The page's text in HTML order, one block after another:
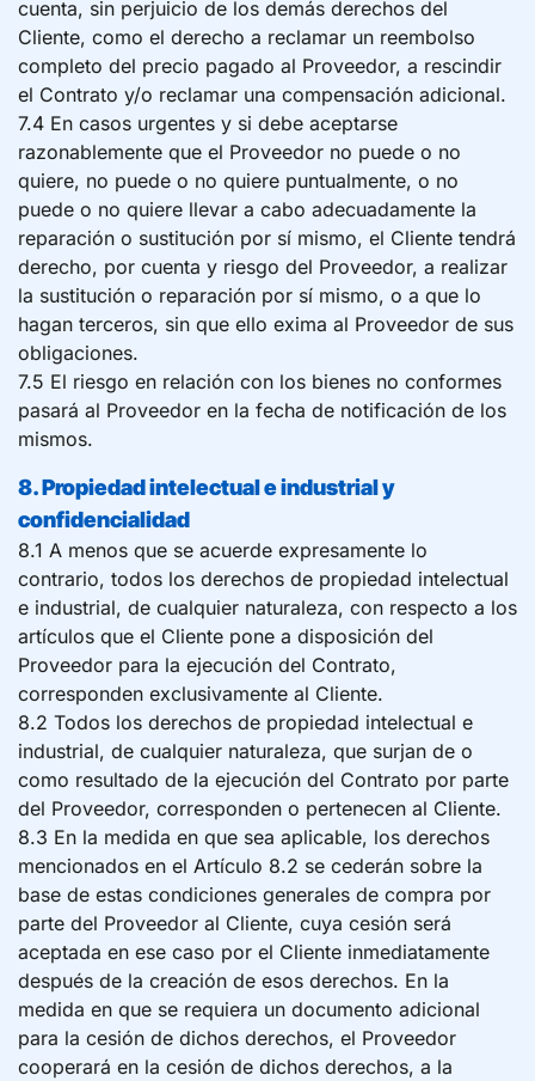
cuenta, sin perjuicio de los demás derechos del
Cliente, como el derecho a reclamar un reembolso
completo del precio pagado al Proveedor, a rescindir
el Contrato y/o reclamar una compensación adicional.
7.4 En casos urgentes y si debe aceptarse
razonablemente que el Proveedor no puede o no
quiere, no puede o no quiere puntualmente, o no
puede o no quiere llevar a cabo adecuadamente la
reparación o sustitución por sí mismo, el Cliente tendrá
derecho, por cuenta y riesgo del Proveedor, a realizar
la sustitución o reparación por sí mismo, o a que lo
hagan terceros, sin que ello exima al Proveedor de sus
obligaciones.
7.5 El riesgo en relación con los bienes no conformes
pasará al Proveedor en la fecha de notificación de los
mismos.
8. Propiedad intelectual e industrial y
confidencialidad
8.1 A menos que se acuerde expresamente lo
contrario, todos los derechos de propiedad intelectual
e industrial, de cualquier naturaleza, con respecto a los
artículos que el Cliente pone a disposición del
Proveedor para la ejecución del Contrato,
corresponden exclusivamente al Cliente.
8.2 Todos los derechos de propiedad intelectual e
industrial, de cualquier naturaleza, que surjan de o
como resultado de la ejecución del Contrato por parte
del Proveedor, corresponden o pertenecen al Cliente.
8.3 En la medida en que sea aplicable, los derechos
mencionados en el Artículo 8.2 se cederán sobre la
base de estas condiciones generales de compra por
parte del Proveedor al Cliente, cuya cesión será
aceptada en ese caso por el Cliente inmediatamente
después de la creación de esos derechos. En la
medida en que se requiera un documento adicional
para la cesión de dichos derechos, el Proveedor
cooperará en la cesión de dichos derechos, a la